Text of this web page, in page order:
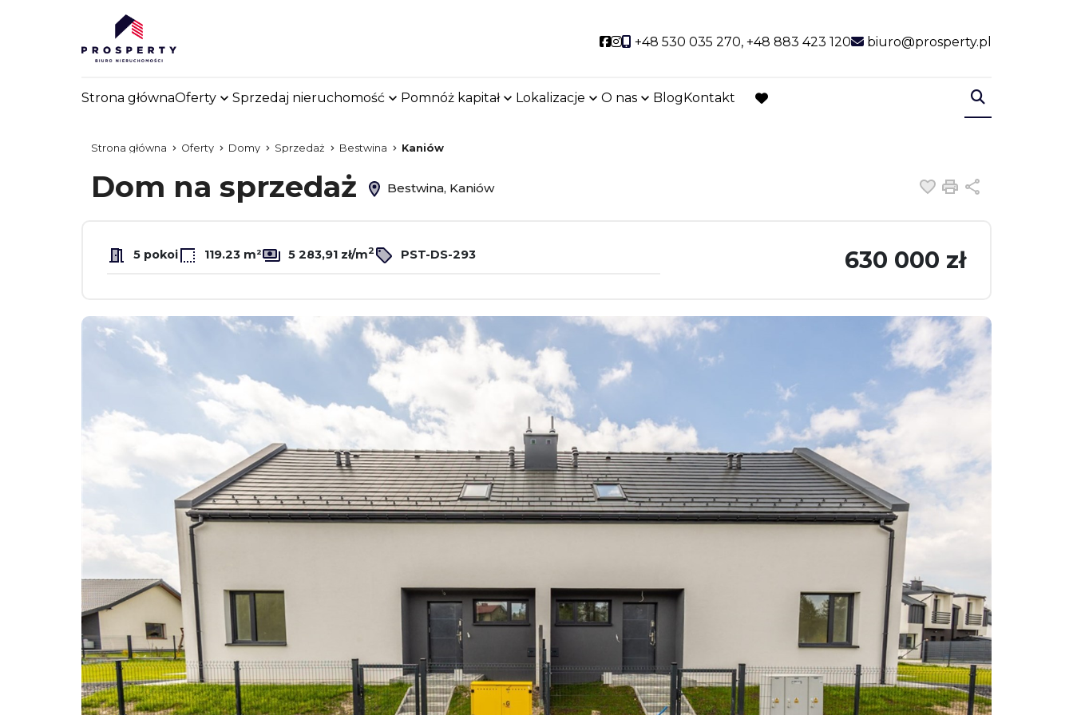
Social link
Social link
+48 530 035 270, +48 883 423 120 biuro@prosperty.pl
Strona głównaOferty Sprzedaj nieruchomość Pomnóż kapitał Lokalizacje O nas BlogKontakt
favorite
Strona główna Oferty Domy Sprzedaż Bestwina Kaniów
Dom na sprzedaż Bestwina, Kaniów Dodaj do
Drukuj
5 pokoi 119.23 m² 5 283,91 zł/m2 PST-DS-293 630 000 zł